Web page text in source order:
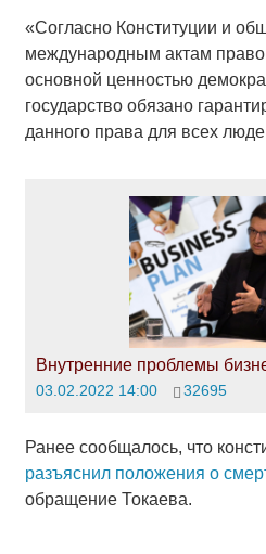
«Согласно Конституции и
международным актам право
основной ценностью
государство обязано
данного права для всех
Внутренние проблемы
03.02.2022 14:00 32695
Ранее сообщалось, что
разъяснил положения о
обращение Токаева.